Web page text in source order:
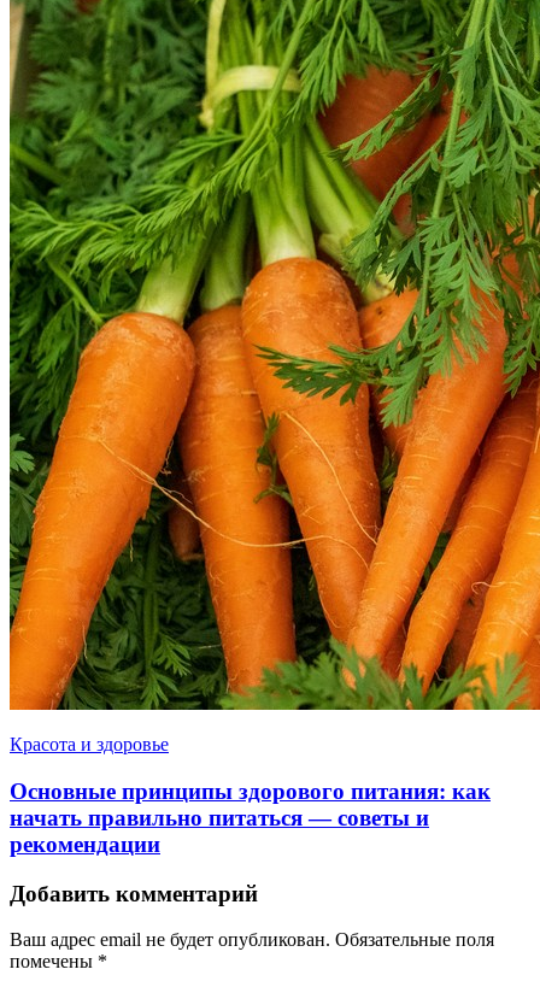
Красота и здоровье
Основные принципы здорового питания: как
начать правильно питаться — советы и
рекомендации
Добавить комментарий
Ваш адрес email не будет опубликован. Обязательные поля
помечены *